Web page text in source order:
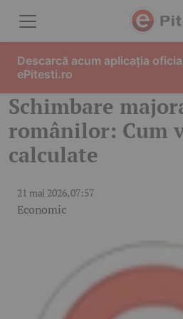
Schimbare
românilor: Cum
calculate
21 mai 2026, 07:57
Economic
Descarcă acum aplicația
ePitesti.ro